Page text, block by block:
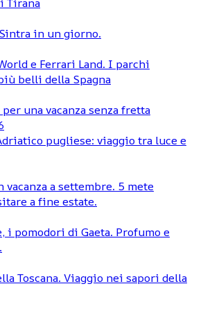
in un giorno.
e Ferrari Land. I parchi
belli della Spagna
una vacanza senza fretta
pugliese: viaggio tra luce e
vacanza a settembre. 5 mete
a fine estate.
i pomodori di Gaeta. Profumo e
Toscana. Viaggio nei sapori della